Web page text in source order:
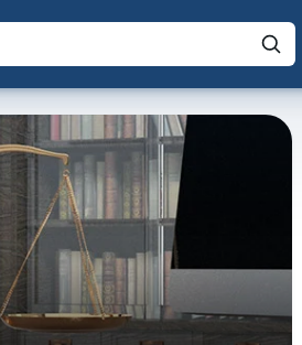
Fale com a IA Buscar no Jus